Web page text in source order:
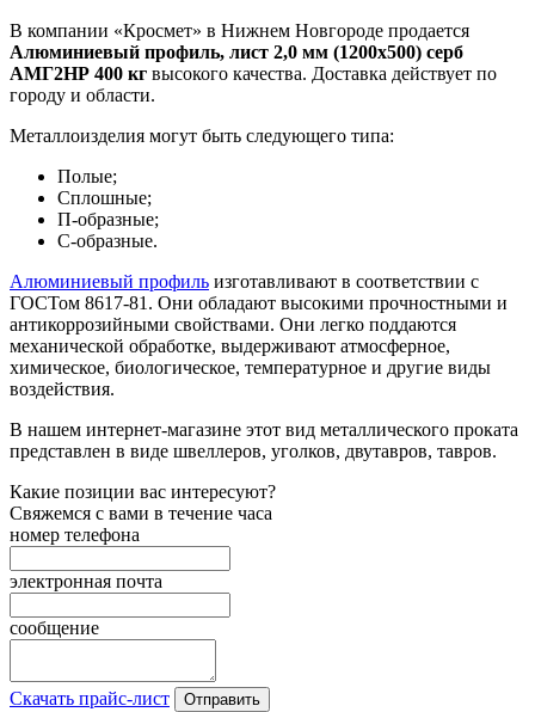
В компании «Кросмет» в Нижнем Новгороде продается
Алюминиевый профиль, лист 2,0 мм (1200х500) серб
АМГ2НР 400 кг высокого качества. Доставка действует по
городу и области.
Металлоизделия могут быть следующего типа:
Полые;
Сплошные;
П-образные;
С-образные.
Алюминиевый профиль изготавливают в соответствии с
ГОСТом 8617-81. Они обладают высокими прочностными и
антикоррозийными свойствами. Они легко поддаются
механической обработке, выдерживают атмосферное,
химическое, биологическое, температурное и другие виды
воздействия.
В нашем интернет-магазине этот вид металлического проката
представлен в виде швеллеров, уголков, двутавров, тавров.
Какие позиции вас интересуют?
Свяжемся с вами в течение часа
номер телефона
электронная почта
сообщение
Скачать прайс-лист Отправить